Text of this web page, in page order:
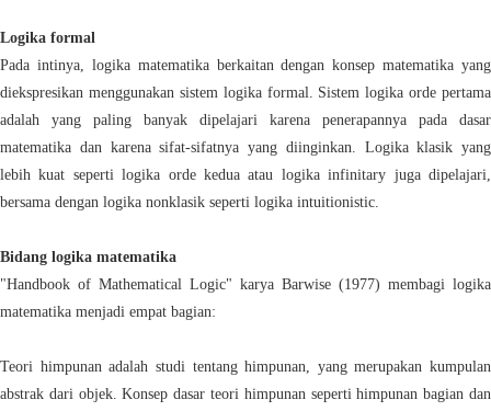
Logika formal
Pada intinya, logika matematika berkaitan dengan konsep matematika yang
diekspresikan menggunakan sistem logika formal. Sistem logika orde pertama
adalah yang paling banyak dipelajari karena penerapannya pada dasar
matematika dan karena sifat-sifatnya yang diinginkan. Logika klasik yang
lebih kuat seperti logika orde kedua atau logika infinitary juga dipelajari,
bersama dengan logika nonklasik seperti logika intuitionistic.
Bidang logika matematika
"Handbook of Mathematical Logic" karya Barwise (1977) membagi logika
matematika menjadi empat bagian:
Teori himpunan adalah studi tentang himpunan, yang merupakan kumpulan
abstrak dari objek. Konsep dasar teori himpunan seperti himpunan bagian dan